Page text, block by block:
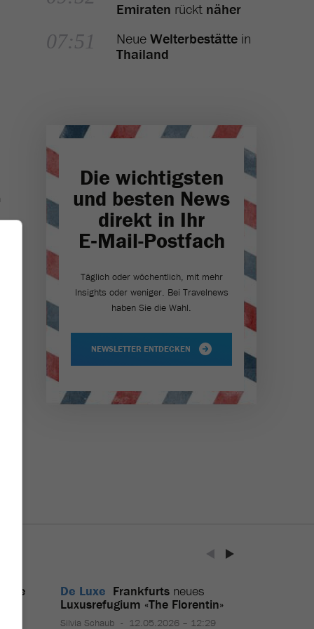
Emiraten rückt näher
07:51 Neue Welterbestätte in
Thailand
Die wichtigsten
und besten News
direkt in Ihr
E‑Mail-Postfach
Täglich oder wöchentlich, mit mehr
Insights oder weniger. Bei Travel­news
haben Sie die Wahl.
NEWSLETTER ENTDECKEN
Seine
De Luxe Frankfurts neues
Luxusrefugium «The Florentin»
Silvia Schaub 12.05.2026 – 12:29